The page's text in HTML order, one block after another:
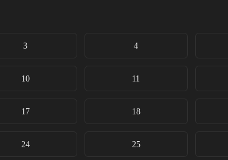
变容貌的能力。苏橙橙变成大美女“苏渺”、变
对滤镜手镯带来的严峻挑战。为了将“千鸟集”培
3 4
10 11
17 18
24 25